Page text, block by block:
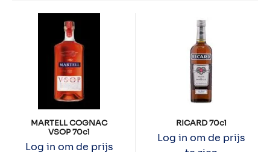
MARTELL COGNAC
VSOP 70cl
Log in om de prijs
RICARD 70cl
Log in om de prijs